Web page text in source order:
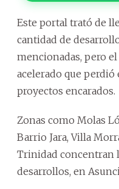
Este portal trató de
cantidad de
mencionadas, pero
acelerado que
proyectos encarados.
Zonas como Molas
Barrio Jara, Villa
Trinidad concentran
desarrollos, en